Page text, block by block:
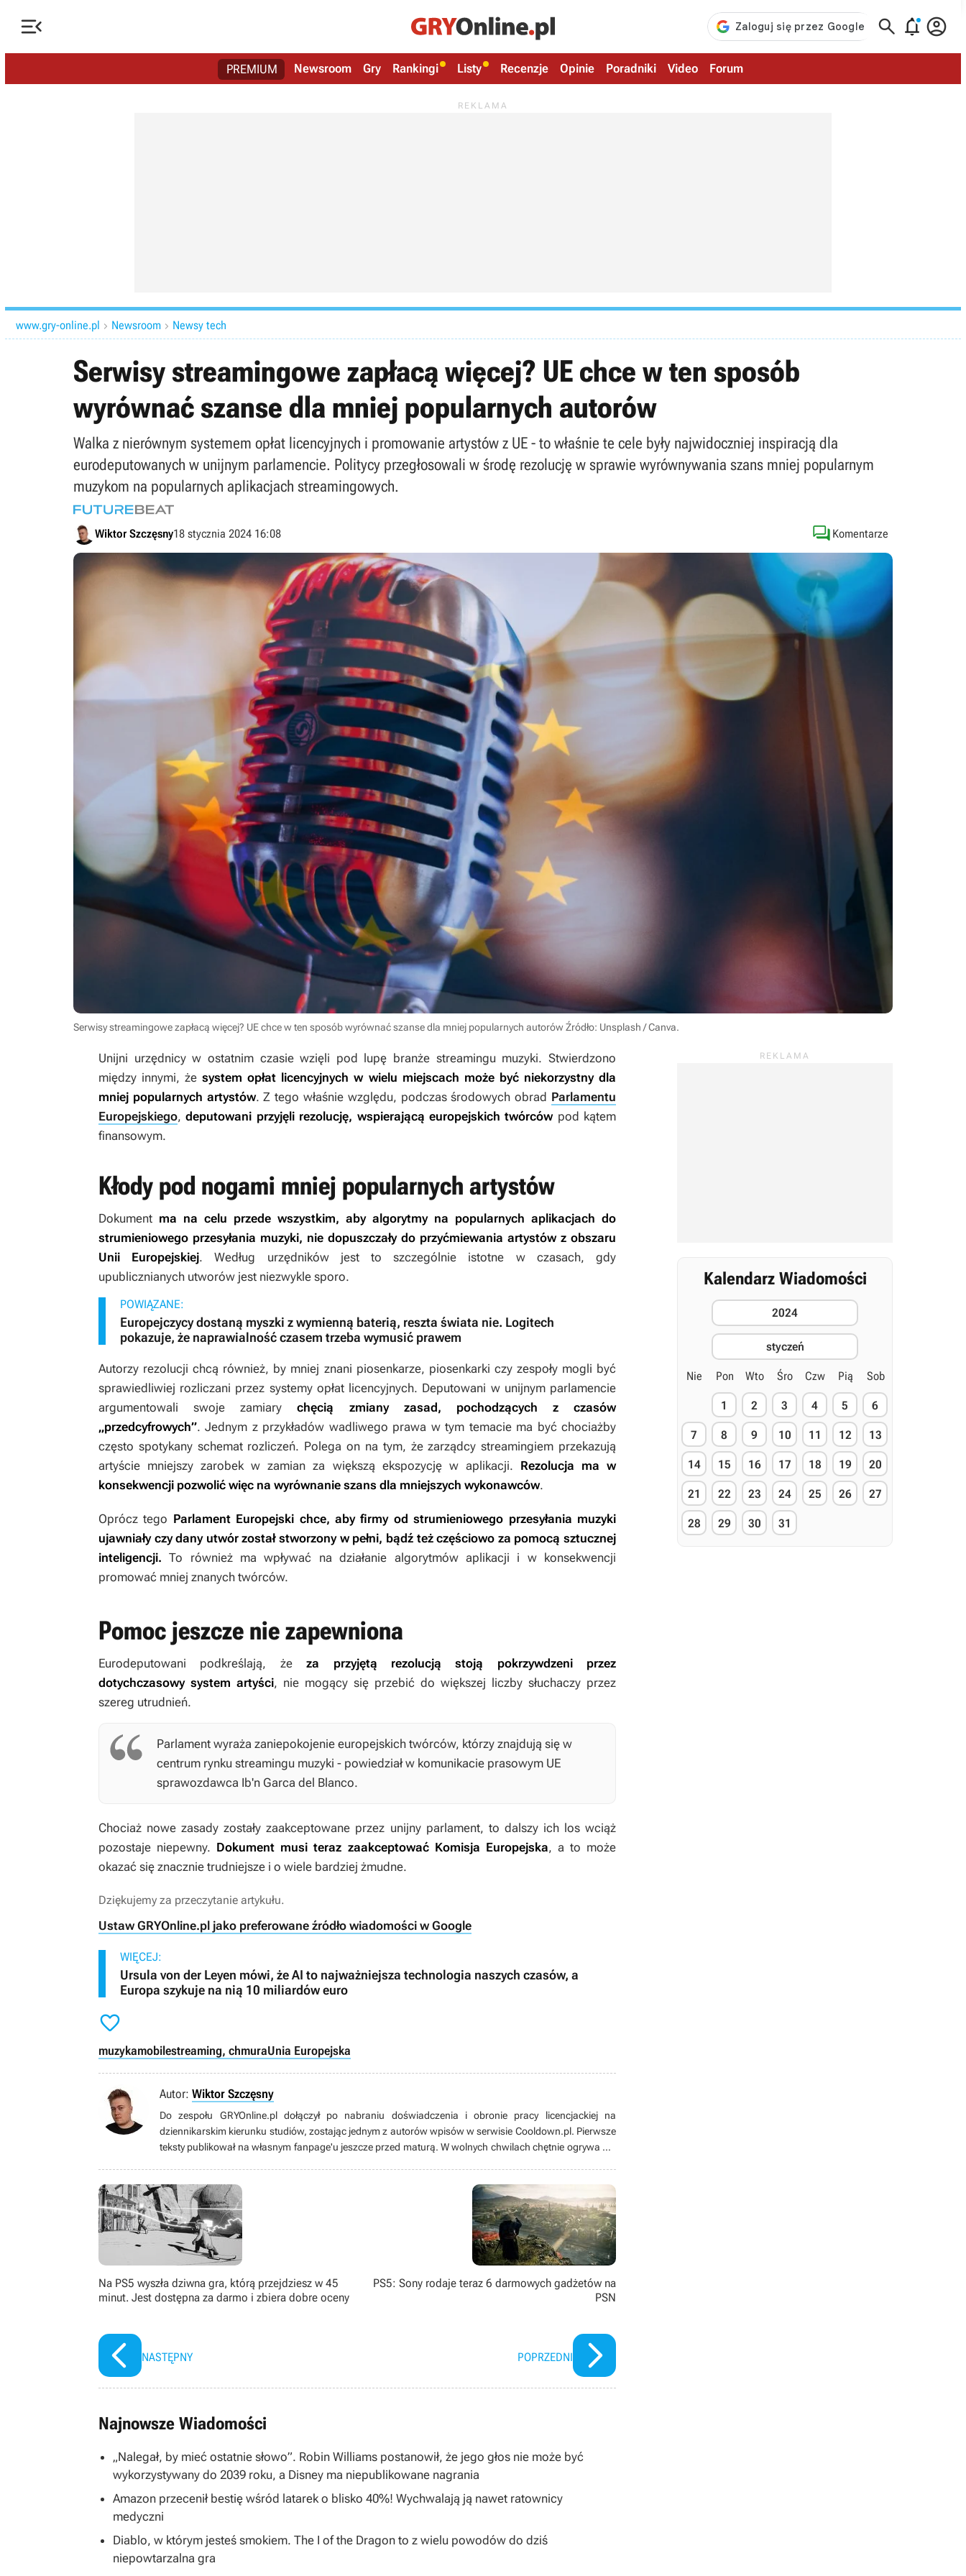
   
PREMIUM Newsroom Gry Rankingi Listy Recenzje Opinie Poradniki Video Forum
www.gry-online.pl  Newsroom  Newsy tech
Serwisy streamingowe zapłacą więcej? UE chce w ten sposób
wyrównać szanse dla mniej popularnych autorów
Walka z nierównym systemem opłat licencyjnych i promowanie artystów z UE - to właśnie te cele były najwidoczniej inspiracją dla
eurodeputowanych w unijnym parlamencie. Politycy przegłosowali w środę rezolucję w sprawie wyrównywania szans mniej popularnym
muzykom na popularnych aplikacjach streamingowych.
Wiktor Szczęsny18 stycznia 2024 16:08  Komentarze
Serwisy streamingowe zapłacą więcej? UE chce w ten sposób wyrównać szanse dla mniej popularnych autorówŹródło: Unsplash / Canva.
Unijni urzędnicy w ostatnim czasie wzięli pod lupę branże streamingu muzyki. Stwierdzono
między innymi, żesystem opłat licencyjnych w wielu miejscach może być niekorzystny dla
mniej popularnych artystów. Z tego właśnie względu, podczas środowych obrad Parlamentu
Europejskiego,deputowani przyjęli rezolucję, wspierającą europejskich twórcówpod kątem
finansowym.
Kłody pod nogami mniej popularnych artystów
Dokument ma na celu przede wszystkim, aby algorytmy na popularnych aplikacjach do
strumieniowego przesyłania muzyki, nie dopuszczały do przyćmiewania artystów z obszaru
Unii Europejskiej. Według urzędników jest to szczególnie istotne w czasach, gdy
upublicznianych utworów jest niezwykle sporo.
POWIĄZANE:
Europejczycy dostaną myszki z wymienną baterią, reszta świata nie. Logitech
pokazuje, że naprawialność czasem trzeba wymusić prawem
Autorzy rezolucji chcą również, by mniej znani piosenkarze, piosenkarki czy zespoły mogli być
sprawiedliwiej rozliczani przez systemy opłat licencyjnych. Deputowani w unijnym parlamencie
argumentowali swoje zamiarychęcią zmiany zasad, pochodzących z czasów
„przedcyfrowych”. Jednym z przykładów wadliwego prawa w tym temacie ma być chociażby
często spotykany schemat rozliczeń. Polega on na tym, że zarządcy streamingiem przekazują
artyście mniejszy zarobek w zamian za większą ekspozycję w aplikacji. Rezolucja ma w
konsekwencji pozwolić więc na wyrównanie szans dla mniejszych wykonawców.
Oprócz tego Parlament Europejski chce, aby firmy od strumieniowego przesyłania muzyki
ujawniały czy dany utwór został stworzony w pełni, bądź też częściowo za pomocą sztucznej
inteligencji. To również ma wpływać na działanie algorytmów aplikacji i w konsekwencji
promować mniej znanych twórców.
Pomoc jeszcze nie zapewniona
Eurodeputowani podkreślają, żeza przyjętą rezolucją stoją pokrzywdzeni przez
dotychczasowy system artyści, nie mogący się przebić do większej liczby słuchaczy przez
szereg utrudnień.
Parlament wyraża zaniepokojenie europejskich twórców, którzy znajdują się w
centrum rynku streamingu muzyki - powiedział w komunikacie prasowym UE
sprawozdawca Ib'n Garca del Blanco.
Chociaż nowe zasady zostały zaakceptowane przez unijny parlament, to dalszy ich los wciąż
pozostaje niepewny. Dokument musi teraz zaakceptować Komisja Europejska, a to może
okazać się znacznie trudniejsze i o wiele bardziej żmudne.
Dziękujemy za przeczytanie artykułu.
Ustaw GRYOnline.pl jako preferowane źródło wiadomości w Google
WIĘCEJ:
Ursula von der Leyen mówi, że AI to najważniejsza technologia naszych czasów, a
Europa szykuje na nią 10 miliardów euro

muzykamobilestreaming, chmuraUnia Europejska
Autor: Wiktor Szczęsny
Do zespołu GRYOnline.pl dołączył po nabraniu doświadczenia i obronie pracy licencjackiej na
dziennikarskim kierunku studiów, zostając jednym z autorów wpisów w serwisie Cooldown.pl. Pierwsze
teksty publikował na własnym fanpage'u jeszcze przed maturą. W wolnych chwilach chętnie ogrywa gry
Nie jest mu obcy polski YouTube czy Twitch. Prócz gamingu, chętnie majsterkuje przy starych sprzętach
audio Unitry. Interesuje się również francuską i japońską motoryzacją.
Na PS5 wyszła dziwna gra, którą przejdziesz w 45
minut. Jest dostępna za darmo i zbiera dobre oceny
NASTĘPNY
PS5: Sony rodaje teraz 6 darmowych gadżetów na
PSN
POPRZEDNI
Najnowsze Wiadomości
„Nalegał, by mieć ostatnie słowo”. Robin Williams postanowił, że jego głos nie może być
wykorzystywany do 2039 roku, a Disney ma niepublikowane nagrania
Amazon przecenił bestię wśród latarek o blisko 40%! Wychwalają ją nawet ratownicy
medyczni
Diablo, w którym jesteś smokiem. The I of the Dragon to z wielu powodów do dziś
niepowtarzalna gra
Kalendarz Wiadomości
2024
styczeń
Nie Pon Wto Śro Czw Pią Sob
1 2 3 4 5 6
7 8 9 10 11 12 13
14 15 16 17 18 19 20
21 22 23 24 25 26 27
28 29 30 31